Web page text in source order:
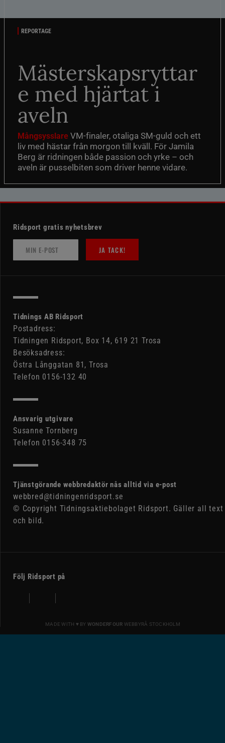
REPORTAGE
Mästerskapsryttar
e med hjärtat i
aveln
Mångsysslare VM-finaler, otaliga SM-guld och ett
liv med hästar från morgon till kväll. För Jamila
Berg är ridningen både passion och yrke – och
aveln är pusselbiten som driver henne vidare.
Ridsport gratis nyhetsbrev
JA TACK!
Tidnings AB Ridsport
Postadress:
Tidningen Ridsport, Box 14, 619 21 Trosa
Besöksadress:
Östra Långgatan 81, Trosa
Telefon 0156-132 40
Ansvarig utgivare
Susanne Tornberg
Telefon 0156-348 75
Tjänstgörande webbredaktör nås alltid via e-post
webbred@tidningenridsport.se
© Copyright Tidningsaktiebolaget Ridsport. Gäller all text
och bild.
Följ Ridsport på
MADE WITH ♥ BY WONDERFOUR WEBBYRÅ STOCKHOLM